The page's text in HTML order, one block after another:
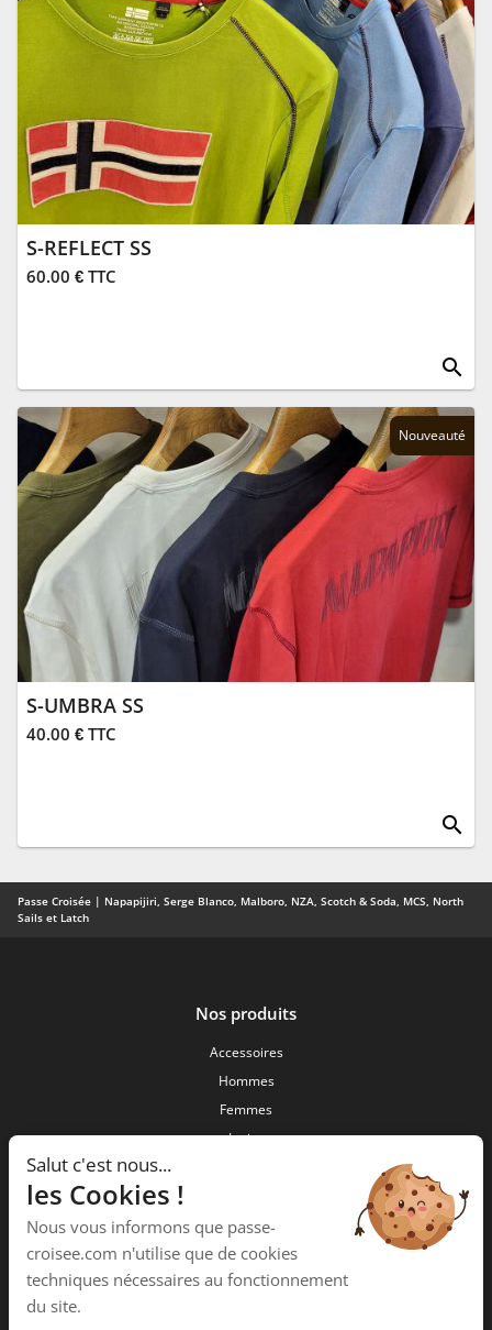
S-REFLECT SS
60.00 € TTC
search
Nouveauté
S-UMBRA SS
40.00 € TTC
search
Passe Croisée | Napapijiri, Serge Blanco, Malboro, NZA, Scotch & Soda, MCS, North
Sails et Latch
Nos produits
Accessoires
Hommes
Femmes
Junior
34 ,Rue des forgerons
15000 Aurillac
Salut c'est nous...
les Cookies !
Nous vous informons que passe-
croisee.com n'utilise que de cookies
techniques nécessaires au fonctionnement
du site.